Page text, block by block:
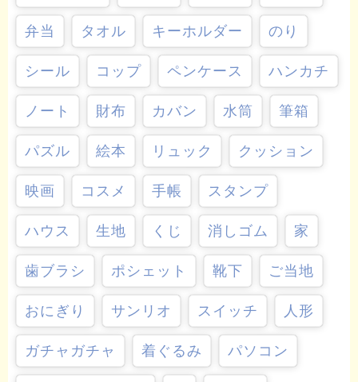
弁当 タオル キーホルダー のり
シール コップ ペンケース ハンカチ
ノート 財布 カバン 水筒 筆箱
パズル 絵本 リュック クッション
映画 コスメ 手帳 スタンプ
ハウス 生地 くじ 消しゴム 家
歯ブラシ ポシェット 靴下 ご当地
おにぎり サンリオ スイッチ 人形
ガチャガチャ 着ぐるみ パソコン